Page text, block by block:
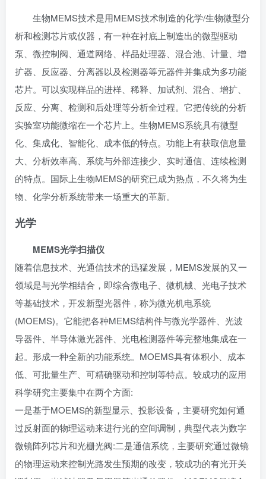
生物MEMS技术是用MEMS技术制造的化学/生物微型分
析和检测芯片或仪器，有一种在衬底上制造出的微型驱动
泵、微控制阀 、通道网络、样品处理器、混合池、计量、增
扩器、反应器、 分离器以及检测器等元器件并集成为多功能
芯片。可以实现样品的进样、稀释、加试剂、混合、增扩、
反应、分离、检测和后处理等分析全过程。它把传统的分析
实验室功能微缩在一个芯片上。生物MEMS系统具有微型
化、集成化、智能化、成本低的特点。功能上有获取信息量
大、分析效率高、系统与外部连接少、实时通信、连续检测
的特点。国际上生物MEMS的研究已成为热点，不久将为生
物、化学分析系统带来一场重大的革新。
光学
MEMS光学扫描仪
随着信息技术、 光通信技术的迅猛发展，MEMS发展的又一
领域是与光学相结合，即综合微电子、微机械、光电子技术
等基础技术，开发新型光器件，称为微光机电系统
(MOEMS)。它能把各种MEMS结构件与微光学器件、光波
导器件、 半导体激光器件、光电检测器件等完整地集成在一
起。形成一种全新的功能系统。MOEMS具有体积小、成本
低、可批量生产、可精确驱动和控制等特点。较成功的应用
科学研究主要集中在两个方面:
一是基于MOEMS的新型显示、投影设备，主要研究如何通
过反射面的物理运动来进行光的空间调制，典型代表为数字
微镜阵列芯片和光栅光阀:二是通信系统，主要研究通过微镜
的物理运动来控制光路发生预期的改变，较成功的有光开关